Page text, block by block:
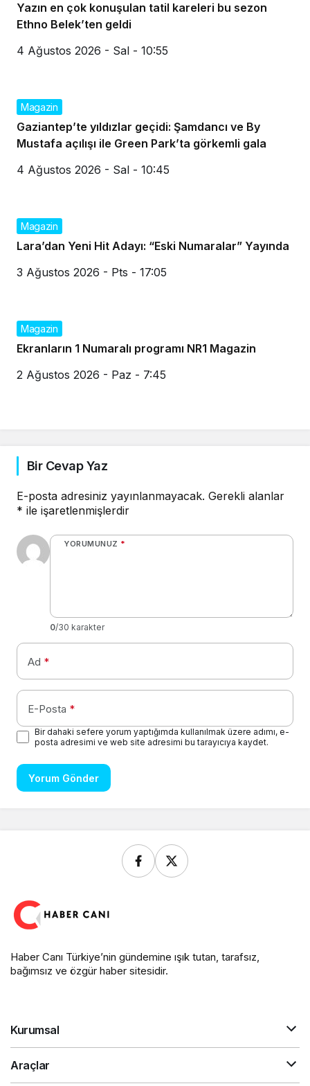
Yazın en çok konuşulan tatil kareleri bu sezon
Ethno Belek’ten geldi
4 Ağustos 2026 - Sal - 10:55
Magazin
Gaziantep’te yıldızlar geçidi: Şamdancı ve By
Mustafa açılışı ile Green Park’ta görkemli gala
4 Ağustos 2026 - Sal - 10:45
Magazin
Lara’dan Yeni Hit Adayı: “Eski Numaralar” Yayında
3 Ağustos 2026 - Pts - 17:05
Magazin
Ekranların 1 Numaralı programı NR1 Magazin
2 Ağustos 2026 - Paz - 7:45
Bir Cevap Yaz
E-posta adresiniz yayınlanmayacak. Gerekli alanlar
* ile işaretlenmişlerdir
YORUMUNUZ *
0/30 karakter
Ad *
E-Posta *
Bir dahaki sefere yorum yaptığımda kullanılmak üzere adımı, e-
posta adresimi ve web site adresimi bu tarayıcıya kaydet.
Yorum Gönder
Haber Canı Türkiye’nin gündemine ışık tutan, tarafsız,
bağımsız ve özgür haber sitesidir.
Kurumsal
Araçlar